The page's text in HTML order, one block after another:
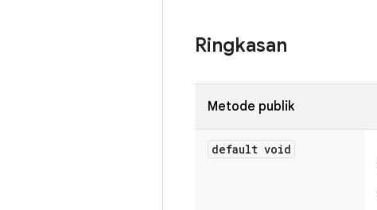
Ringkasan
Metode publik
default void